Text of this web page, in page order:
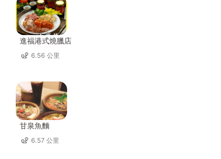
進福港式燒臘店
6.56 公里
甘泉魚麵
6.57 公里